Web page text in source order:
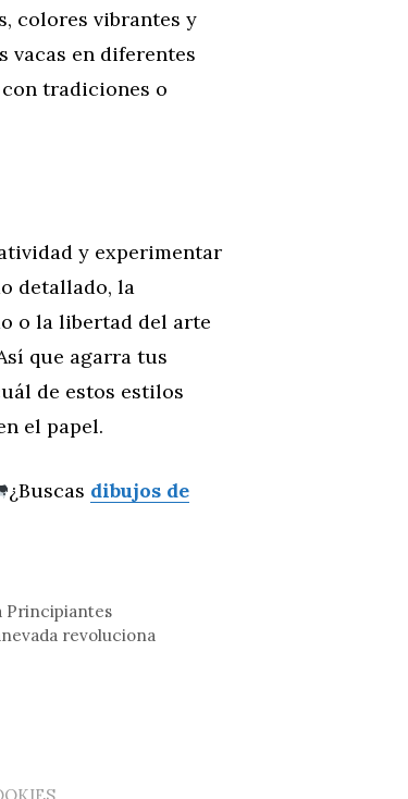
colores vibrantes y
vacas en diferentes
tradiciones o
y experimentar
detallado, la
o la libertad del arte
que agarra tus
de estos estilos
el papel.
¿Buscas dibujos de
Principiantes
revoluciona